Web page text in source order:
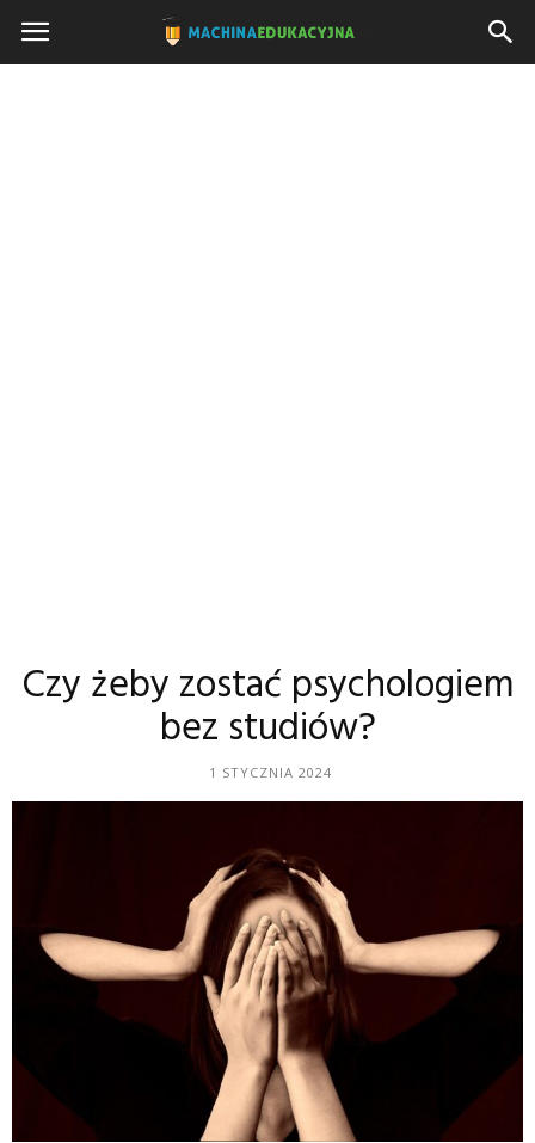
Machinaedukacyjna.pl
Czy żeby zostać psychologiem
bez studiów?
1 STYCZNIA 2024